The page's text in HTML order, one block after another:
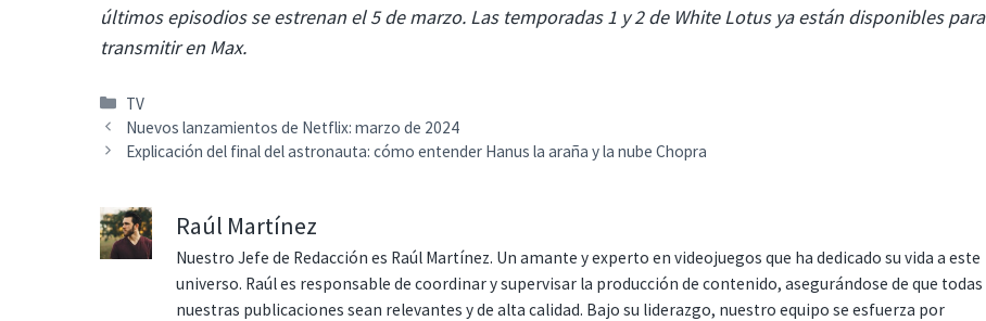
últimos episodios se estrenan el 5 de marzo. Las temporadas 1 y 2 de White Lotus ya están disponibles para
transmitir en Max.
Categorías
TV
Nuevos lanzamientos de Netflix: marzo de 2024
Explicación del final del astronauta: cómo entender Hanus la araña y la nube Chopra
Raúl Martínez
Nuestro Jefe de Redacción es Raúl Martínez. Un amante y experto en videojuegos que ha dedicado su vida a este
universo. Raúl es responsable de coordinar y supervisar la producción de contenido, asegurándose de que todas
nuestras publicaciones sean relevantes y de alta calidad. Bajo su liderazgo, nuestro equipo se esfuerza por